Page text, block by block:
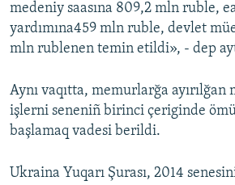
medeniy saasına 809,2 mln ruble,
yardımına459 mln ruble, devlet
mln rublenen temin etildi», - dep
Aynı vaqıtta, memurlarğa ayırılğan
işlerni seneniñ birinci çeriginde
başlamaq vadesi berildi.
Ukraina Yuqarı Şurası, 2014